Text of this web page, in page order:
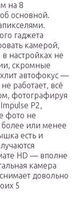
на 8
основной.
гаджета
камерой,
настройках не
скромные
автофокус —
работает, всё
фотографируя
P2,
фото не
более или менее
есть и
HD — вполне
камера
довольно
5